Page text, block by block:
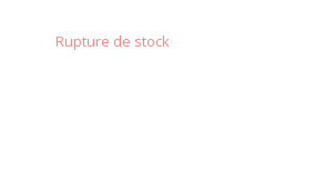
Rupture de stock